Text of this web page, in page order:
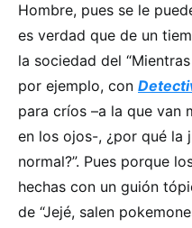
Hombre, pues se le
es verdad que de un
la sociedad del
por ejemplo, con
para críos –a la que van
en los ojos-, ¿por qué la
normal?”. Pues porque
hechas con un guión
de “Jejé, salen